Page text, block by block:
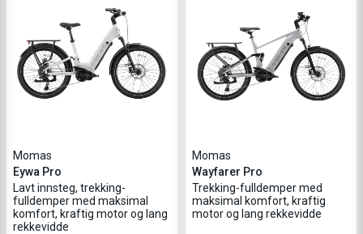
Momas
Eywa Pro
Lavt innsteg, trekking-
fulldemper med maksimal
komfort, kraftig motor og lang
rekkevidde
Momas
Wayfarer Pro
Trekking-fulldemper med
maksimal komfort, kraftig
motor og lang rekkevidde